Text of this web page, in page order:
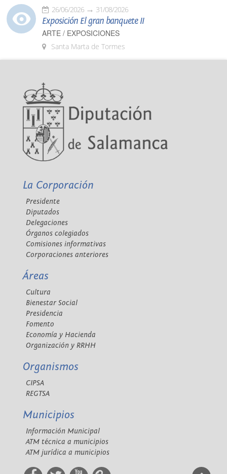
26/06/2026 31/08/2026
Exposición El gran banquete II
ARTE / EXPOSICIONES
Santa Marta de Tormes
La Corporación
Presidente
Diputados
Delegaciones
Órganos colegiados
Comisiones informativas
Corporaciones anteriores
Áreas
Cultura
Bienestar Social
Presidencia
Fomento
Economía y Hacienda
Organización y RRHH
Organismos
CIPSA
REGTSA
Municipios
Información Municipal
ATM técnica a municipios
ATM jurídica a municipios